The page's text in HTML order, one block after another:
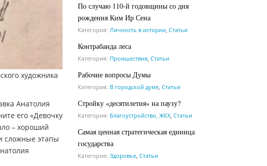
художника
Анатолия
его «Девочку
– хороший
сложные этапы
По случаю 110-й годовщины со дня
рождения Ким Ир Сена
Категория: Личность в истории Статьи
Контрабанда леса
Категория: Проишествия Статьи
Рабочие вопросы Думы
Категория: В городской думе Статьи
Стройку «десятилетия» на паузу?
Категория: Благоустройство, ЖКХ Статьи
Самая ценная стратегическая единица
государства
Категория: Здоровье Статьи